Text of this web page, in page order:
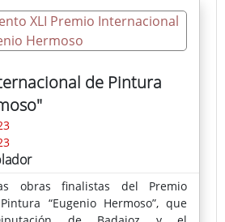
de Pintura
obras finalistas del Premio
“Eugenio Hermoso”, que